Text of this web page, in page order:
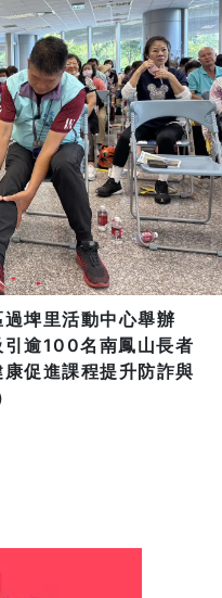
埤里活動中心舉辦
引逾100名南鳳山長者
促進課程提升防詐與